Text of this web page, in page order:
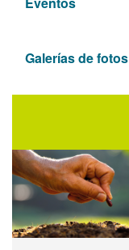
Galerías de fotos